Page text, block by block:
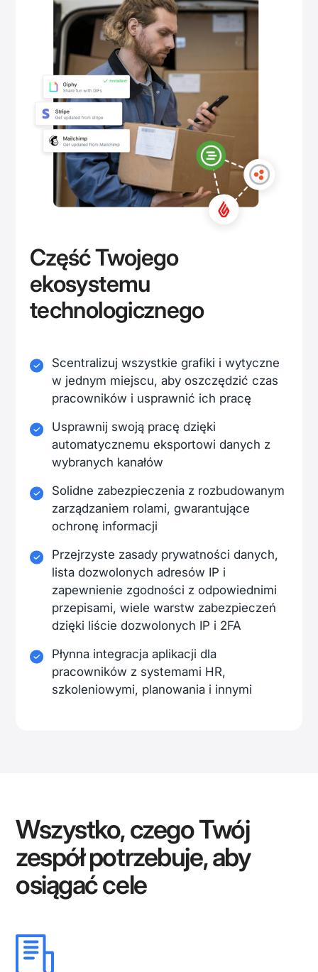
Część Twojego
ekosystemu
technologicznego
Scentralizuj wszystkie grafiki i wytyczne
w jednym miejscu, aby oszczędzić czas
pracowników i usprawnić ich pracę
Usprawnij swoją pracę dzięki
automatycznemu eksportowi danych z
wybranych kanałów
Solidne zabezpieczenia z rozbudowanym
zarządzaniem rolami, gwarantujące
ochronę informacji
Przejrzyste zasady prywatności danych,
lista dozwolonych adresów IP i
zapewnienie zgodności z odpowiednimi
przepisami, wiele warstw zabezpieczeń
dzięki liście dozwolonych IP i 2FA
Płynna integracja aplikacji dla
pracowników z systemami HR,
szkoleniowymi, planowania i innymi
Wszystko, czego Twój
zespół potrzebuje, aby
osiągać cele